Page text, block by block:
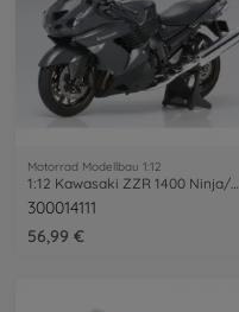
Motorrad Modellbau 1:12
1:12 Kawasaki ZZR 1400 Ninja/ZX-14 Stre.
300014111
56,99 €